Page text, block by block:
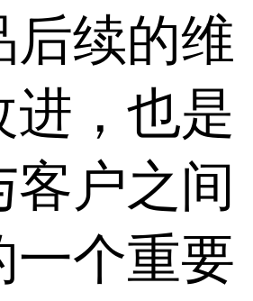
后续的维
进，也是
客户之间
一个重要